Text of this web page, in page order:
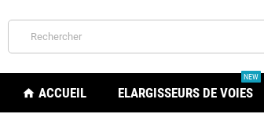
home ACCUEIL ELARGISSEURS DE VOIES
NEW